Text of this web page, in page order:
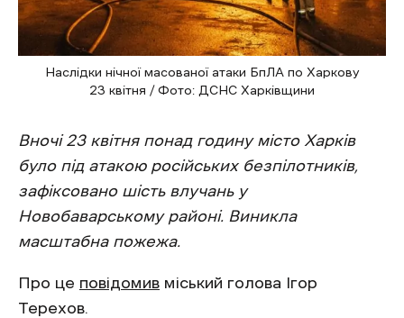
Наслідки нічної масованої атаки БпЛА по Харкову
23 квітня / Фото: ДСНС Харківщини
Вночі 23 квітня понад годину місто Харків
було під атакою російських безпілотників,
зафіксовано шість влучань у
Новобаварському районі. Виникла
масштабна пожежа.
Про це повідомив міський голова Ігор
Терехов.